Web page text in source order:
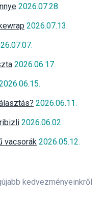
2026.07.28.
2026.07.13.
2026.06.17.
2026.06.11.
2026.06.02.
vacsorák 2026.05.12.
kedvezményeinkről